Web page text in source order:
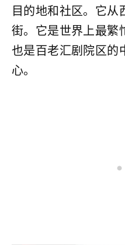
目的地和社区。它
街。它是世界上最繁
也是百老汇剧院区的
心。